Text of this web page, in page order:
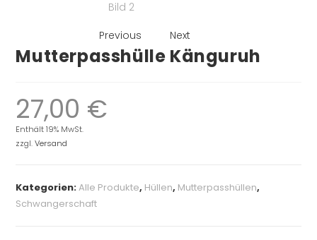
Previous Next
Mutterpasshülle Känguruh
27,00 €
Enthält 19% MwSt.
zzgl.Versand
Kategorien:Alle Produkte, Hüllen, Mutterpasshüllen,
Schwangerschaft